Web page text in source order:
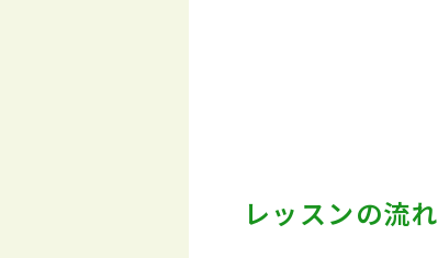
レッスンの流れ